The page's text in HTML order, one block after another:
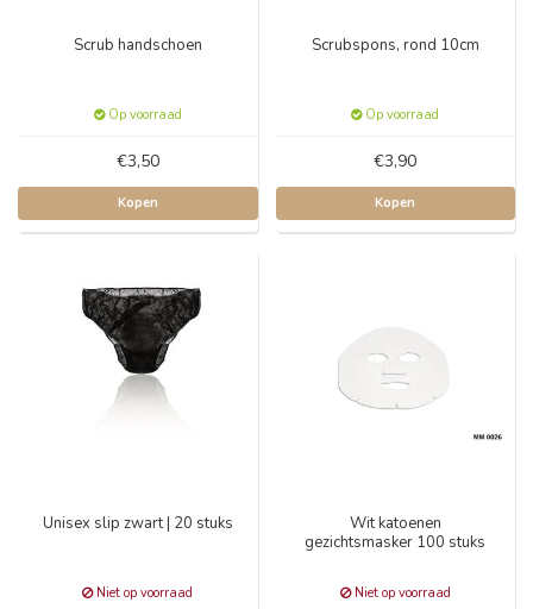
Scrub handschoen
Op voorraad
€3,50
Kopen
Scrubspons, rond 10cm
Op voorraad
€3,90
Kopen
Unisex slip zwart | 20 stuks
Niet op voorraad
Wit katoenen
gezichtsmasker 100 stuks
Niet op voorraad